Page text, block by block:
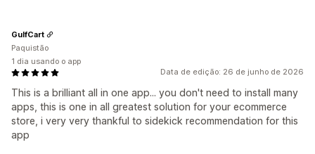
Data de edição: 26 de junho de 2026
This is a brilliant all in one app... you don't need to install many
apps, this is one in all greatest solution for your ecommerce
store, i very very thankful to sidekick recommendation for this
app
GulfCart
Paquistão
1 dia usando o app